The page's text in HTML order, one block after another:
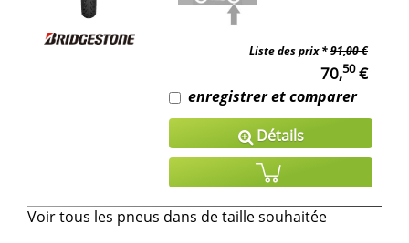
Liste des prix *91,00 €
70,50€
enregistrer et comparer
Détails
Voir tous les pneus dans de taille souhaitée